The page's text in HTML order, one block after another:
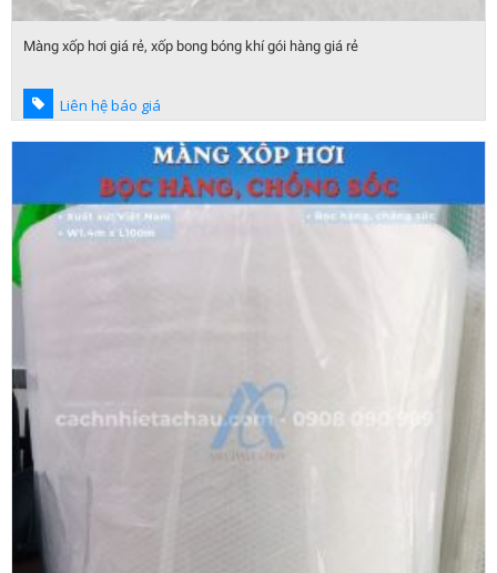
Màng xốp hơi giá rẻ, xốp bong bóng khí gói hàng giá rẻ
Liên hệ báo giá